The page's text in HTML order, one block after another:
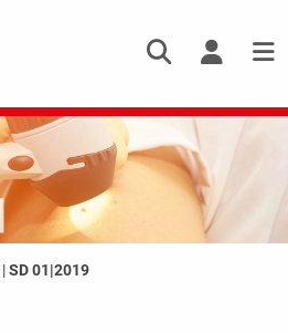
|SD 01|2019